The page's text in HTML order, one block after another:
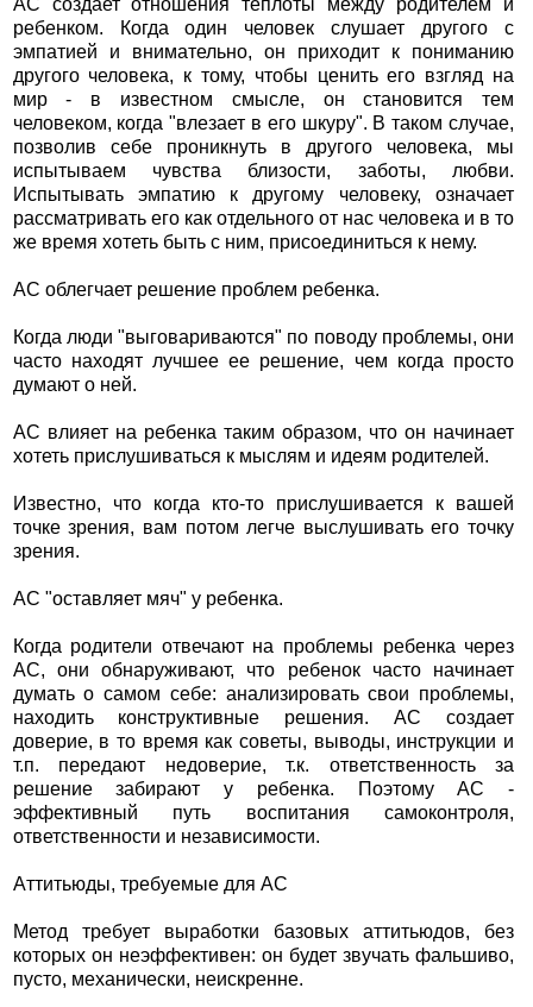
АС создает отношения теплоты между родителем и
ребенком. Когда один человек слушает другого с
эмпатией и внимательно, он приходит к пониманию
другого человека, к тому, чтобы ценить его взгляд на
мир - в известном смысле, он становится тем
человеком, когда "влезает в его шкуру". В таком случае,
позволив себе проникнуть в другого человека, мы
испытываем чувства близости, заботы, любви.
Испытывать эмпатию к другому человеку, означает
рассматривать его как отдельного от нас человека и в то
же время хотеть быть с ним, присоединиться к нему.
АС облегчает решение проблем ребенка.
Когда люди "выговариваются" по поводу проблемы, они
часто находят лучшее ее решение, чем когда просто
думают о ней.
АС влияет на ребенка таким образом, что он начинает
хотеть прислушиваться к мыслям и идеям родителей.
Известно, что когда кто-то прислушивается к вашей
точке зрения, вам потом легче выслушивать его точку
зрения.
АС "оставляет мяч" у ребенка.
Когда родители отвечают на проблемы ребенка через
АС, они обнаруживают, что ребенок часто начинает
думать о самом себе: анализировать свои проблемы,
находить конструктивные решения. АС создает
доверие, в то время как советы, выводы, инструкции и
т.п. передают недоверие, т.к. ответственность за
решение забирают у ребенка. Поэтому АС -
эффективный путь воспитания самоконтроля,
ответственности и независимости.
Аттитьюды, требуемые для АС
Метод требует выработки базовых аттитьюдов, без
которых он неэффективен: он будет звучать фальшиво,
пусто, механически, неискренне.